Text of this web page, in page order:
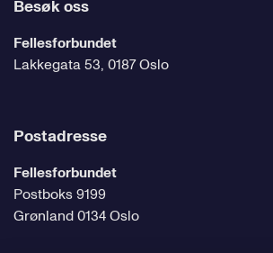
Besøk oss
Fellesforbundet
Lakkegata 53, 0187 Oslo
Postadresse
Fellesforbundet
Postboks 9199
Grønland 0134 Oslo